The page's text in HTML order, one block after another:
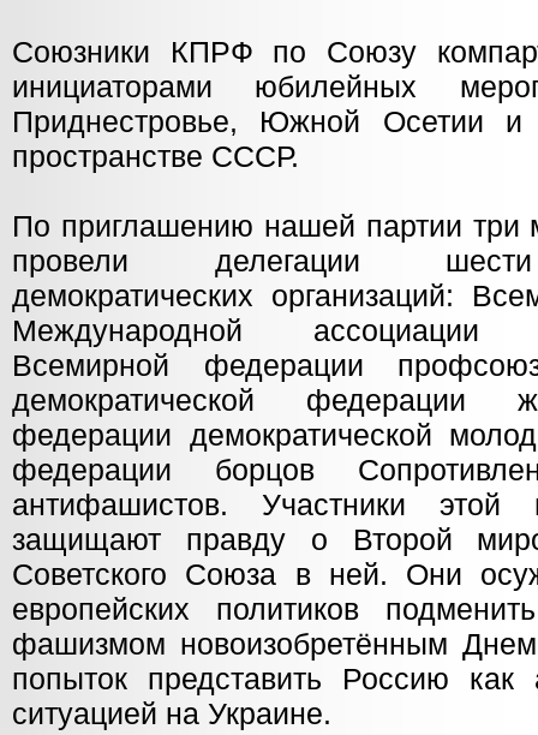
Союзники КПРФ по Союзу
инициаторами юбилейных
Приднестровье, Южной Осетии
пространстве СССР.
По приглашению нашей партии три
провели делегации
демократических организаций:
Международной ассоциации
Всемирной федерации
демократической федерации
федерации демократической
федерации борцов
антифашистов. Участники этой
защищают правду о Второй
Советского Союза в ней. Они
европейских политиков
фашизмом новоизобретённым
попыток представить Россию
ситуацией на Украине.